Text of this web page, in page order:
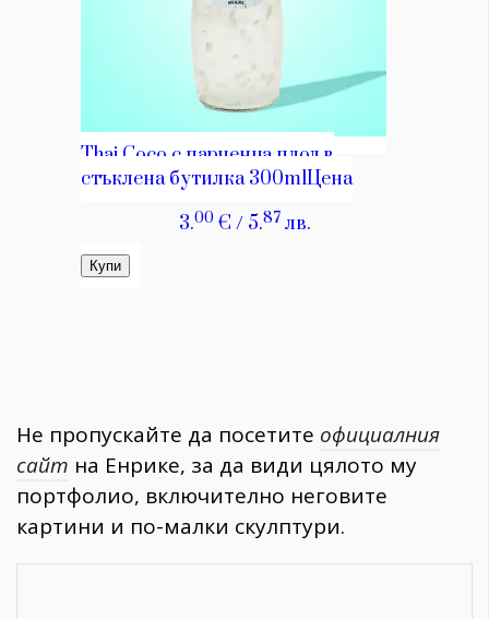
Не пропускайте да посетите официалния
сайт на Енрике, за да види цялото му
портфолио, включително неговите
картини и по-малки скулптури.